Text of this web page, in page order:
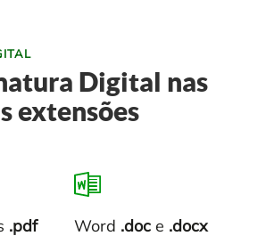
Digital nas
extensões
.pdf Word .doce .docx